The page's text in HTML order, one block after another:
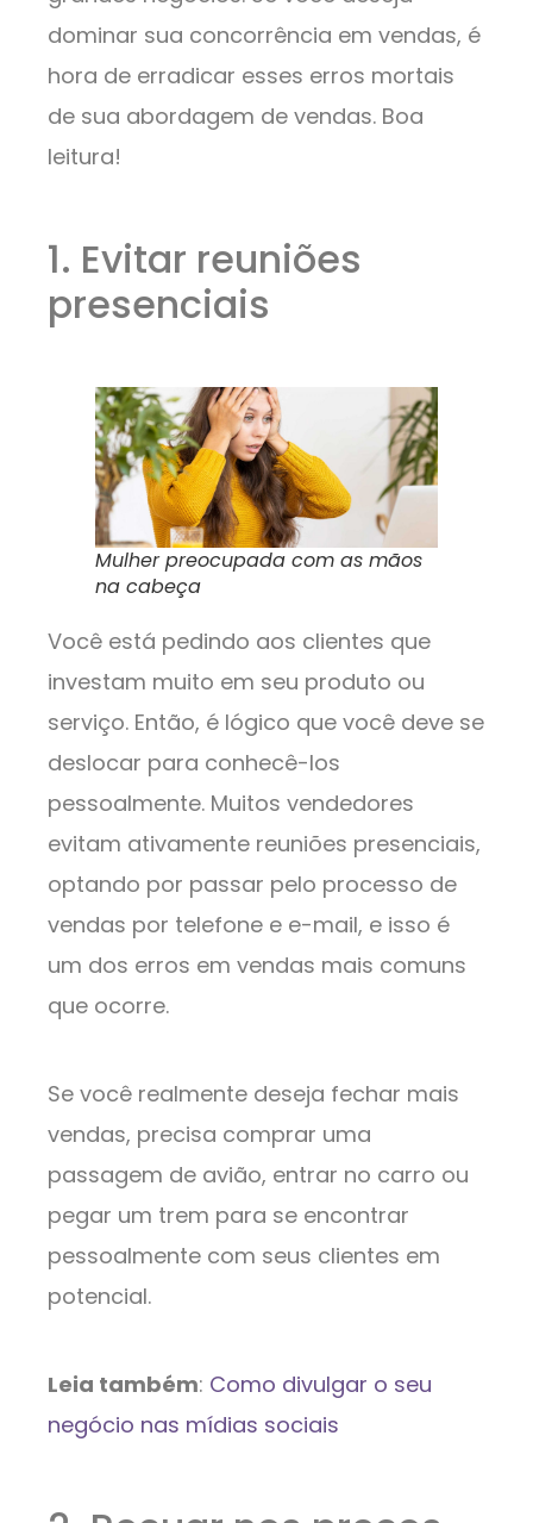
dominar sua concorrência em vendas, é
hora de erradicar esses erros mortais
de sua abordagem de vendas. Boa
leitura!
1. Evitar reuniões
presenciais
Mulher preocupada com as mãos
na cabeça
Você está pedindo aos clientes que
investam muito em seu produto ou
serviço. Então, é lógico que você deve se
deslocar para conhecê-los
pessoalmente. Muitos vendedores
evitam ativamente reuniões presenciais,
optando por passar pelo processo de
vendas por telefone e e-mail, e isso é
um dos erros em vendas mais comuns
que ocorre.
Se você realmente deseja fechar mais
vendas, precisa comprar uma
passagem de avião, entrar no carro ou
pegar um trem para se encontrar
pessoalmente com seus clientes em
potencial.
Leia também: Como divulgar o seu
negócio nas mídias sociais